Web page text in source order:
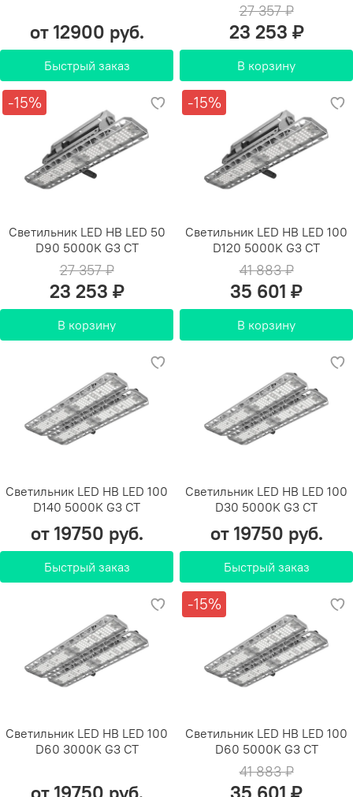
от 12900 руб.
Быстрый заказ
27 357 ₽
23 253 ₽
В корзину
-15%
Светильник LED HB LED 50
D90 5000K G3 СТ
27 357 ₽
23 253 ₽
В корзину
-15%
Светильник LED HB LED 100
D120 5000K G3 СТ
41 883 ₽
35 601 ₽
В корзину
Светильник LED HB LED 100
D140 5000K G3 СТ
от 19750 руб.
Быстрый заказ
Светильник LED HB LED 100
D30 5000K G3 СТ
от 19750 руб.
Быстрый заказ
Светильник LED HB LED 100
D60 3000K G3 СТ
-15%
Светильник LED HB LED 100
D60 5000K G3 СТ
41 883 ₽